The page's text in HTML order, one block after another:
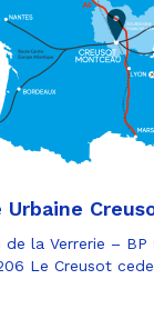
Urbaine
de la Verrerie – BP
Le Creusot